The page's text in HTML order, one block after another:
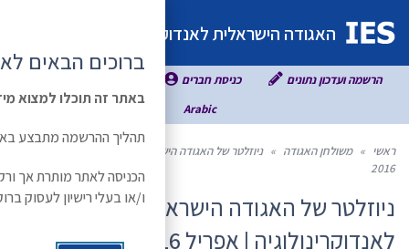
לאנדוקרינולוגיה | אפריל
ברוכים הבאים לאתר האגודה הישראלית
באתר זה תוכלו למצוא מידע רב אשר חלקו זמין לחברי אגודה רשומים
תהליך ההרשמה מתבצע באמצעות טופס מתאים באתר
הכניסה לאתר מותרת אך ורק לרופאים/ות בעלי רישיון לעסוק ברפואה
ו/או בעלי רישיון לעסוק ברוקחות ו/או אדם הנמנה על צוות רפואי או מחקר